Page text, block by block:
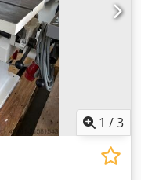
1 /3